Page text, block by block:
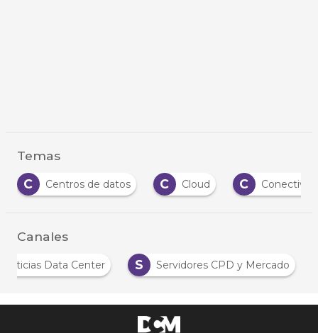
Temas
C
Centros de datos C Cloud C
Canales
Noticias Data Center S Servidores CPD y Mercado